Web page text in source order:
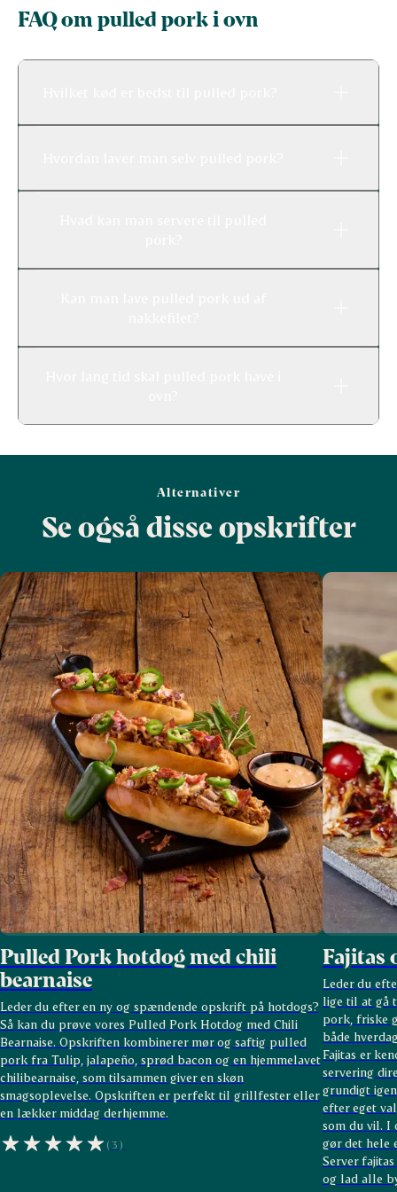
FAQ om pulled pork i ovn
Alternativer
Se også disse opskrifter
Pulled Pork hotdog med chili
bearnaise
Leder du efter en ny og spændende opskrift på hotdogs?
Så kan du prøve vores Pulled Pork Hotdog med Chili
Bearnaise. Opskriften kombinerer mør og saftig pulled
pork fra Tulip, jalapeño, sprød bacon og en hjemmelavet
chilibearnaise, som tilsammen giver en skøn
smagsoplevelse. Opskriften er perfekt til grillfester eller
en lækker middag derhjemme.
(3)
Fajitas
Leder du
lige til at gå
pork, friske
både
Fajitas er
servering
grundigt
efter eget
som du vil. I
gør det hele
Server
og lad alle